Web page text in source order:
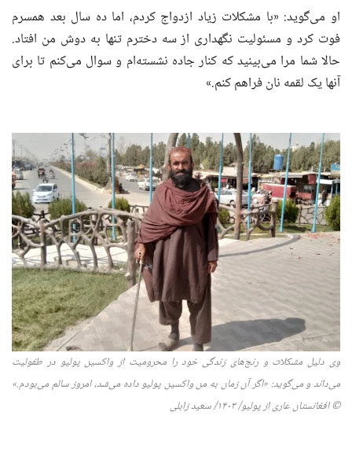
او می‌گوید: «با مشکلات زیاد ازدواج کردم، اما ده سال بعد همسرم
فوت کرد و مسئولیت نگهداری از سه دخترم تنها به دوش من افتاد.
حالا شما مرا می‌بینید که کنار جاده نشسته‌ام و سوال می‌کنم تا برای
آنها یک لقمه نان فراهم کنم.»
وی دلیل مشکلات و رنج‌های زندگی خود را محرومیت از واکسین پولیو در طفولیت
می‌داند و می‌گوید: «اگر آن زمان به من واکسین پولیو داده می‌شد، امروز سالم می‌بودم.»
©افغانستان عاری از پولیو/ ۱۴۰۳ /سعید زابلی